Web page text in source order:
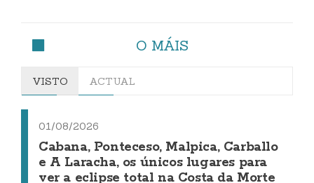
O MÁIS
VISTO ACTUAL
01/08/2026
Cabana, Ponteceso, Malpica, Carballo
e A Laracha, os únicos lugares para
ver a eclipse total na Costa da Morte